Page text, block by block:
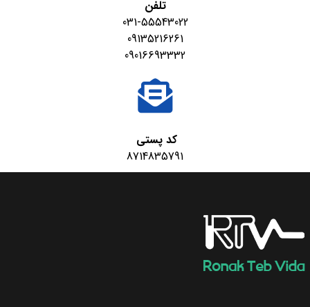
تلفن
031-55543022
09135216261
09016693332
کد پستی
8714835791